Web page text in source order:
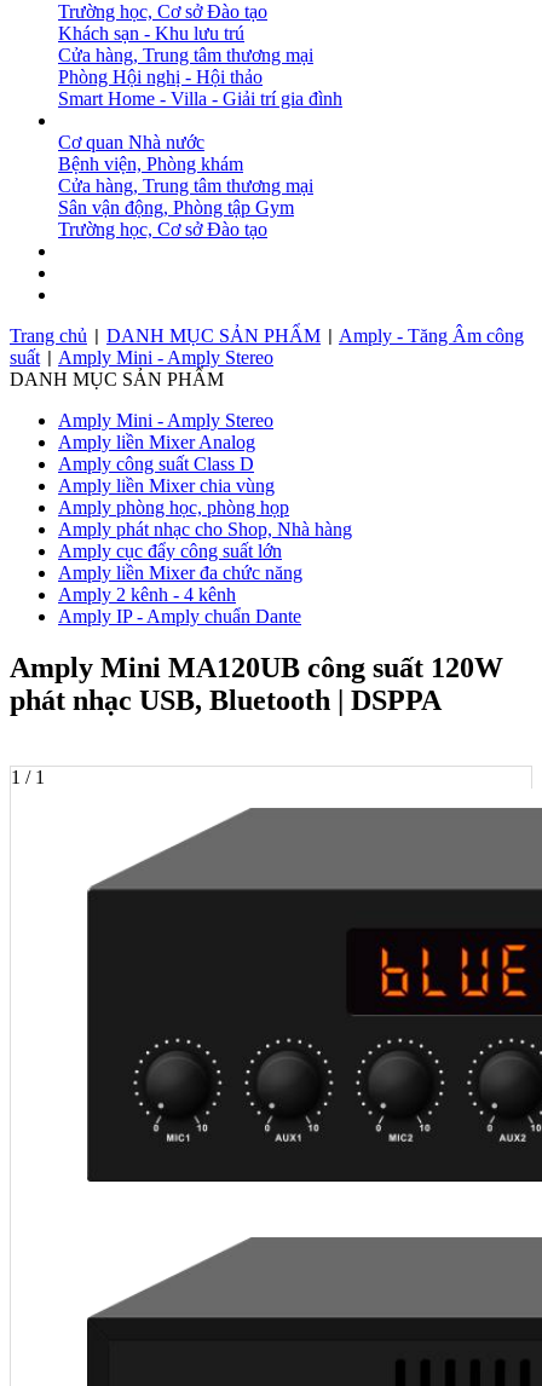
Trường học, Cơ sở Đào tạo
Khách sạn - Khu lưu trú
Cửa hàng, Trung tâm thương mại
Phòng Hội nghị - Hội thảo
Smart Home - Villa - Giải trí gia đình
Cơ quan Nhà nước
Bệnh viện, Phòng khám
Cửa hàng, Trung tâm thương mại
Sân vận động, Phòng tập Gym
Trường học, Cơ sở Đào tạo
Trang chủ
DANH MỤC SẢN PHẨM
Amply - Tăng Âm công
suất
Amply Mini - Amply Stereo
DANH MỤC SẢN PHẨM
Amply Mini - Amply Stereo
Amply liền Mixer Analog
Amply công suất Class D
Amply liền Mixer chia vùng
Amply phòng học, phòng họp
Amply phát nhạc cho Shop, Nhà hàng
Amply cục đẩy công suất lớn
Amply liền Mixer đa chức năng
Amply 2 kênh - 4 kênh
Amply IP - Amply chuẩn Dante
Amply Mini MA120UB công suất 120W
phát nhạc USB, Bluetooth | DSPPA
1 / 1